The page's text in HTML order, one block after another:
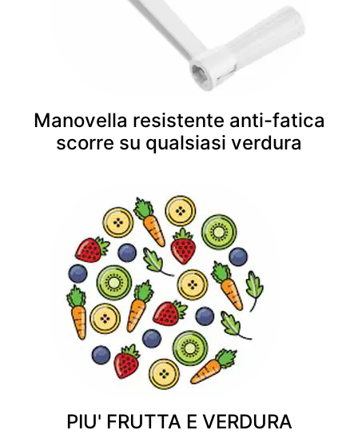
Manovella resistente anti-fatica
scorre su qualsiasi verdura
PIU' FRUTTA E VERDURA